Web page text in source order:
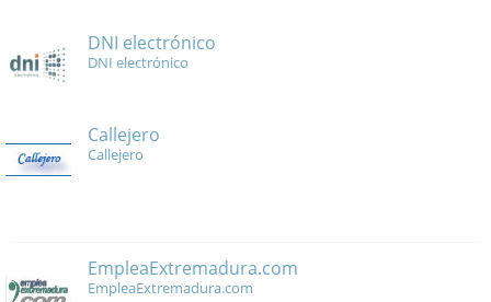
DNI electrónico
DNI electrónico
Callejero
Callejero
EmpleaExtremadura.com
EmpleaExtremadura.com